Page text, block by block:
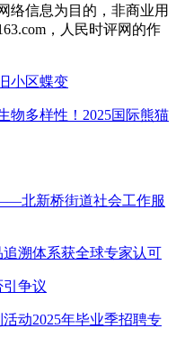
络信息为目的，非商业用
，人民时评网的作
小区蝶变
物多样性！2025国际熊猫
北新桥街道社会工作服
溯体系获全球专家认可
争议
动2025年毕业季招聘专